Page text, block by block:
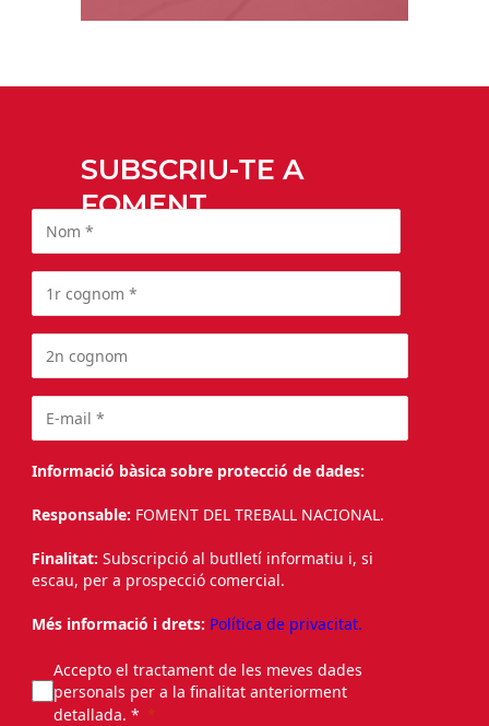
SUBSCRIU-TE A
FOMENT
Informació bàsica sobre protecció de dades:
Responsable: FOMENT DEL TREBALL NACIONAL.
Finalitat: Subscripció al butlletí informatiu i, si
escau, per a prospecció comercial.
Més informació i drets: Política de privacitat.
Accepto el tractament de les meves dades
personals per a la finalitat anteriorment
detallada. *